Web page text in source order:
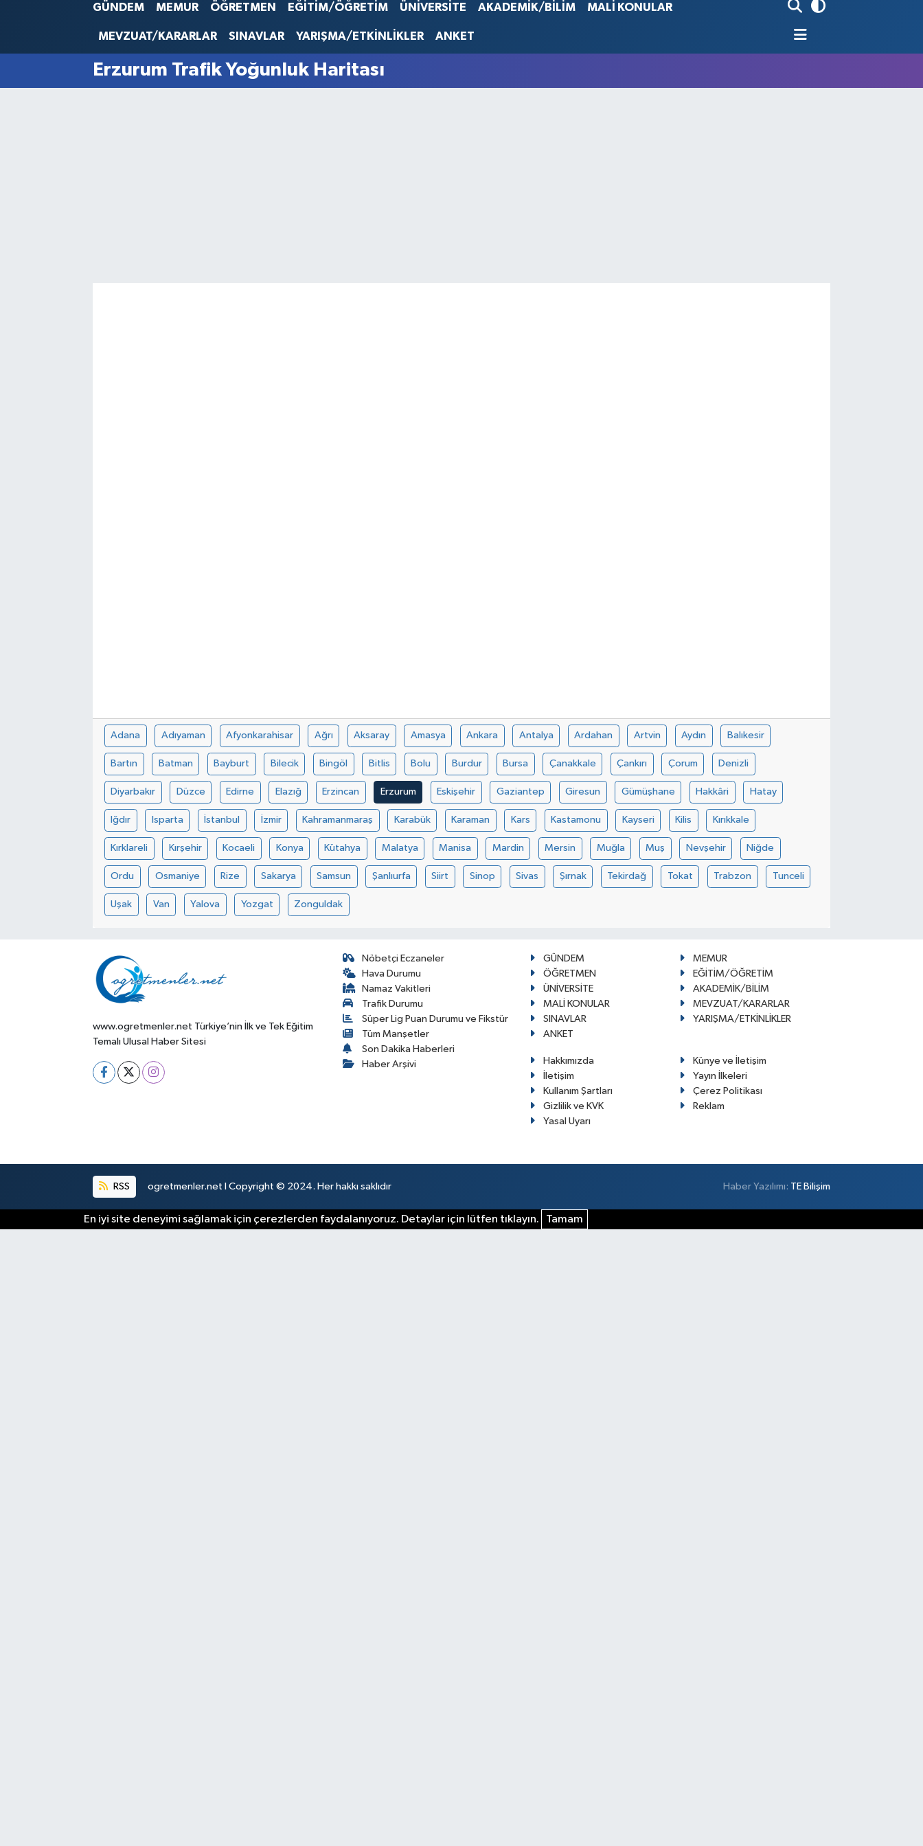
EURO
BİST100
GÜNDEM MEMUR ÖĞRETMEN EĞİTİM/ÖĞRETİM ÜNİVERSİTE AKADEMİK/BİLİM MALİ KONULAR
MEVZUAT/KARARLAR SINAVLAR YARIŞMA/ETKİNLİKLER ANKET
Erzurum Trafik Yoğunluk Haritası
Adana Adıyaman Afyonkarahisar Ağrı Aksaray Amasya Ankara Antalya Ardahan Artvin Aydın Balıkesir
Bartın Batman Bayburt Bilecik Bingöl Bitlis Bolu Burdur Bursa Çanakkale Çankırı Çorum Denizli
Diyarbakır Düzce Edirne Elazığ Erzincan Erzurum Eskişehir Gaziantep Giresun Gümüşhane Hakkâri Hatay
Iğdır Isparta İstanbul İzmir Kahramanmaraş Karabük Karaman Kars Kastamonu Kayseri Kilis Kırıkkale
Kırklareli Kırşehir Kocaeli Konya Kütahya Malatya Manisa Mardin Mersin Muğla Muş Nevşehir Niğde
Ordu Osmaniye Rize Sakarya Samsun Şanlıurfa Siirt Sinop Sivas Şırnak Tekirdağ Tokat Trabzon Tunceli
Uşak Van Yalova Yozgat Zonguldak
www.ogretmenler.net Türkiye’nin İlk ve Tek Eğitim
Temalı Ulusal Haber Sitesi
Nöbetçi Eczaneler
Hava Durumu
Namaz Vakitleri
Trafik Durumu
Süper Lig Puan Durumu ve Fikstür
Tüm Manşetler
Son Dakika Haberleri
Haber Arşivi
GÜNDEM
MEMUR
ÖĞRETMEN
EĞİTİM/ÖĞRETİM
ÜNİVERSİTE
AKADEMİK/BİLİM
MALİ KONULAR
MEVZUAT/KARARLAR
SINAVLAR
YARIŞMA/ETKİNLİKLER
ANKET
Hakkımızda
Künye ve İletişim
İletişim
Yayın İlkeleri
Kullanım Şartları
Çerez Politikası
Gizlilik ve KVK
Reklam
Yasal Uyarı
RSS ogretmenler.net I Copyright © 2024. Her hakkı saklıdır Haber Yazılımı: TE Bilişim
En iyi site deneyimi sağlamak için çerezlerden faydalanıyoruz. Detaylar için lütfen tıklayın. Tamam